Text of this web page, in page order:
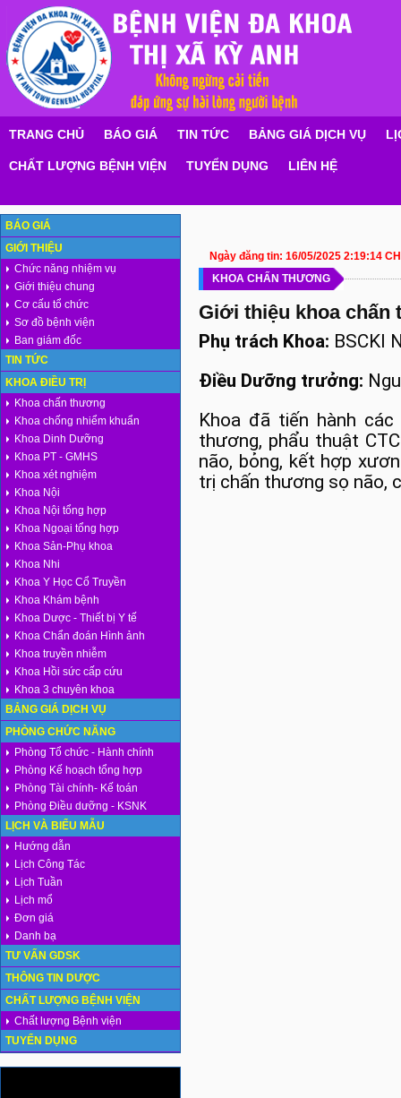
TRANG CHỦ BÁO GIÁ TIN TỨC BẢNG GIÁ DỊCH VỤ
CHẤT LƯỢNG BỆNH VIỆN TUYỂN DỤNG LIÊN HỆ
BÁO GIÁ
GIỚI THIỆU
Chức năng nhiệm vụ
Giới thiệu chung
Cơ cấu tổ chức
Sơ đồ bệnh viện
Ban giám đốc
TIN TỨC
KHOA ĐIỀU TRỊ
Khoa chấn thương
Khoa chống nhiểm khuẩn
Khoa Dinh Dưỡng
Khoa PT - GMHS
Khoa xét nghiệm
Khoa Nội
Khoa Nội tổng hợp
Khoa Ngoại tổng hợp
Khoa Sản-Phụ khoa
Khoa Nhi
Khoa Y Học Cổ Truyền
Khoa Khám bệnh
Khoa Dược - Thiết bị Y tế
Khoa Chẩn đoán Hình ảnh
Khoa truyền nhiễm
Khoa Hồi sức cấp cứu
Khoa 3 chuyên khoa
BẢNG GIÁ DỊCH VỤ
PHÒNG CHỨC NĂNG
Phòng Tổ chức - Hành chính
Phòng Kế hoạch tổng hợp
Phòng Tài chính- Kế toán
Phòng Điều dưỡng - KSNK
LỊCH VÀ BIỂU MẪU
Hướng dẫn
Lịch Công Tác
Lịch Tuần
Lịch mổ
Đơn giá
Danh bạ
TƯ VẤN GDSK
THÔNG TIN DƯỢC
CHẤT LƯỢNG BỆNH VIỆN
Chất lượng Bệnh viện
TUYỂN DỤNG
Ngày đăng tin: 16/05/2025 2:19:14 CH
KHOA CHẤN THƯƠNG
Giới thiệu khoa chấn
Phụ trách Khoa: BSCKI
Điều Dưỡng trưởng:
Khoa đã tiến hành
thương, phẩu thuật
não, bỏng, kết hợp
trị chấn thương sọ não,